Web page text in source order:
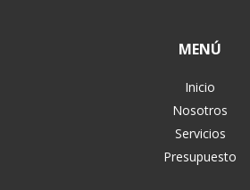
MENÚ
Inicio
Nosotros
Servicios
Presupuesto